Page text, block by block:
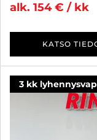
alk. 154 € / kk
KATSO
3 kk